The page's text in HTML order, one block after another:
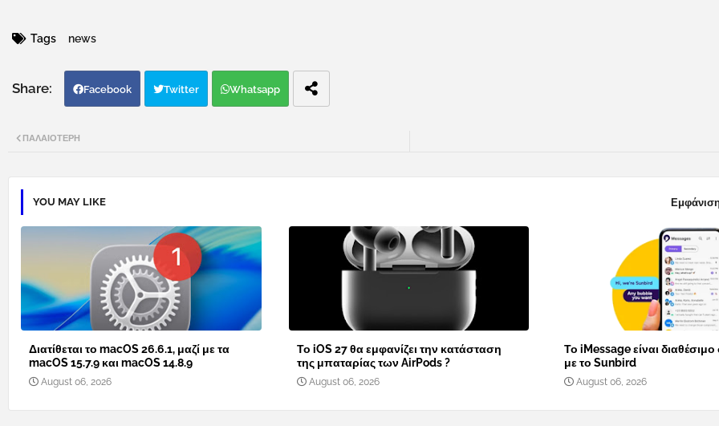
Tags news
Facebook Twitter Whatsapp
ΠΑΛΑΙΌΤΕΡΗ
YOU MAY LIKE
Διατίθεται το macOS 26.6.1, μαζί με τα
macOS 15.7.9 και macOS 14.8.9
August 06, 2026
Το iOS 27 θα εμφανίζει την κατάσταση
της μπαταρίας των AirPods ?
August 06, 2026
Το iMessage είναι
με το Sunbird
August 06, 2026